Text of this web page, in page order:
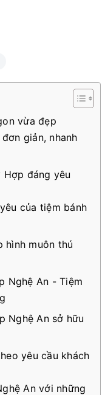
vừa đẹp
giản, nhanh
Hợp đáng yêu
của tiệm bánh
hình muôn thú
Nghệ An - Tiệm
Nghệ An sở hữu
yêu cầu khách
An với những